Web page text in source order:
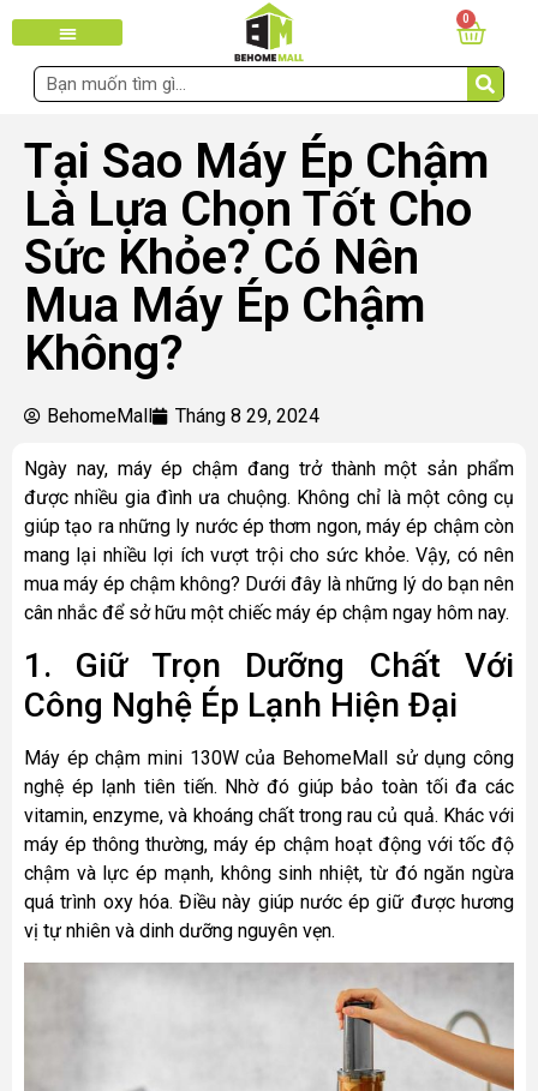
0
Tại Sao Máy Ép Chậm
Là Lựa Chọn Tốt Cho
Sức Khỏe? Có Nên
Mua Máy Ép Chậm
Không?
BehomeMall Tháng 8 29, 2024
Ngày nay, máy ép chậm đang trở thành một sản phẩm
được nhiều gia đình ưa chuộng. Không chỉ là một công cụ
giúp tạo ra những ly nước ép thơm ngon, máy ép chậm còn
mang lại nhiều lợi ích vượt trội cho sức khỏe. Vậy, có nên
mua máy ép chậm không? Dưới đây là những lý do bạn nên
cân nhắc để sở hữu một chiếc máy ép chậm ngay hôm nay.
1. Giữ Trọn Dưỡng Chất Với
Công Nghệ Ép Lạnh Hiện Đại
Máy ép chậm mini 130W của BehomeMall sử dụng công
nghệ ép lạnh tiên tiến. Nhờ đó giúp bảo toàn tối đa các
vitamin, enzyme, và khoáng chất trong rau củ quả. Khác với
máy ép thông thường, máy ép chậm hoạt động với tốc độ
chậm và lực ép mạnh, không sinh nhiệt, từ đó ngăn ngừa
quá trình oxy hóa. Điều này giúp nước ép giữ được hương
vị tự nhiên và dinh dưỡng nguyên vẹn.